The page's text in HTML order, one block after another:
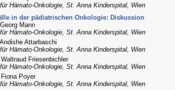
Hämato-Onkologie, St. Anna Kinderspital, Wien
in der pädiatrischen Onkologie: Diskussion
Mann
Hämato-Onkologie, St. Anna Kinderspital, Wien
Attarbaschi
Hämato-Onkologie, St. Anna Kinderspital, Wien
Waltraud Friesenbichler
Hämato-Onkologie, St. Anna Kinderspital, Wien
Fiona Poyer
Hämato-Onkologie, St. Anna Kinderspital, Wien